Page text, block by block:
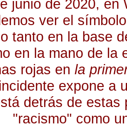
junio de 2020, en
ver el
tanto en la base
en la mano de la
rojas en la
expone a
detrás de estas
"racismo" como